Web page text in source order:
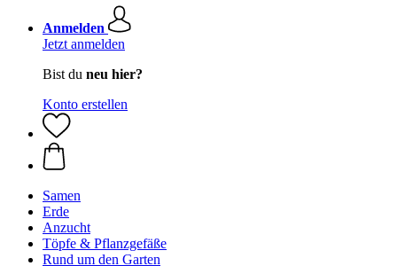
Anmelden
Jetzt anmelden
Bist du neu hier?
Konto erstellen
Samen
Erde
Anzucht
Töpfe & Pflanzgefäße
Rund um den Garten